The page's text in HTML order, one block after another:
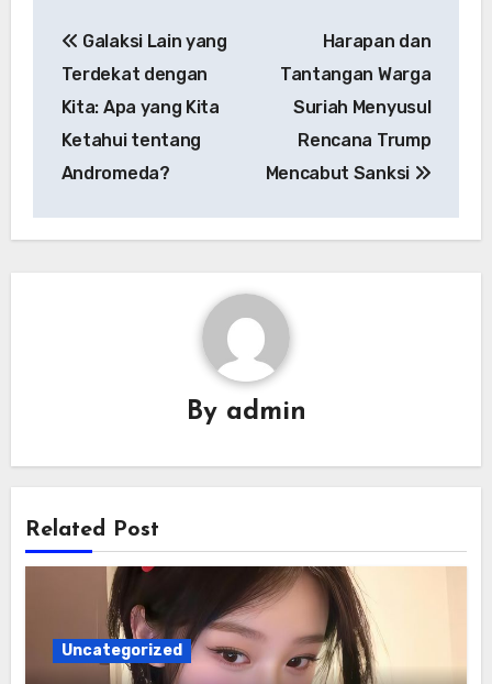
pos
Galaksi Lain yang
Terdekat dengan
Kita: Apa yang Kita
Ketahui tentang
Andromeda?
Harapan dan
Tantangan Warga
Suriah Menyusul
Rencana Trump
Mencabut Sanksi
By admin
Related Post
Uncategorized